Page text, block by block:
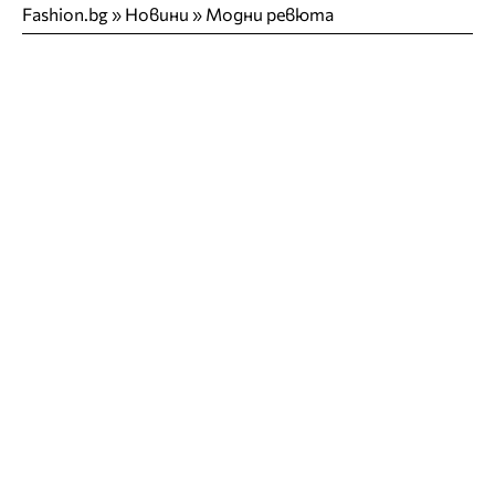
Fashion.bg» Новини » Модни ревюта